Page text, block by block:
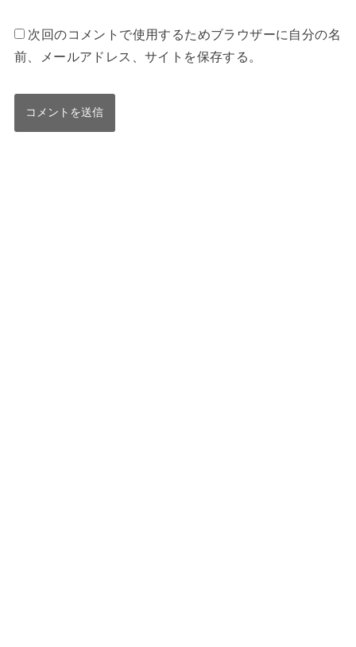
次回のコメントで使用するためブラウザーに自分の名
前、メールアドレス、サイトを保存する。